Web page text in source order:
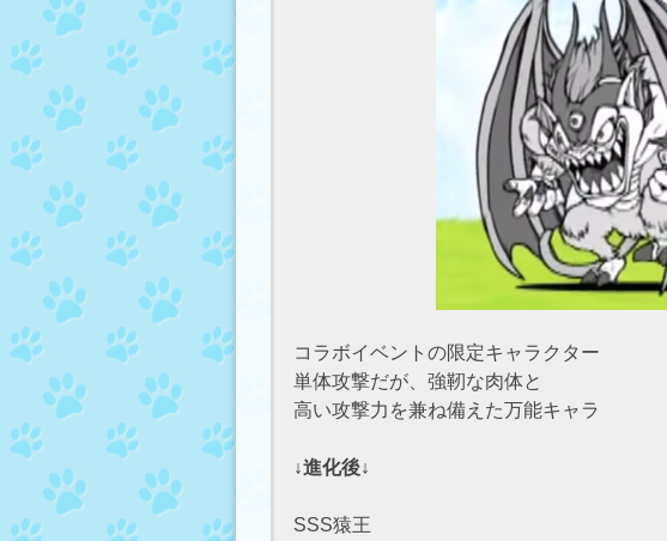
コラボイベントの限定キャラクター
単体攻撃だが、強靭な肉体と
高い攻撃力を兼ね備えた万能キャラ
↓進化後↓
SSS猿王